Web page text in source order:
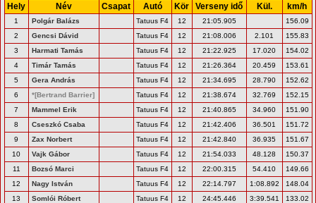
Hely Név Csapat Autó Kör Verseny idő Kül. km/h
1 Polgár Balázs Tatuus F4 12 21:05.905
156.09
2
Gencsi Dávid Tatuus F4 12 21:08.006 2.101
155.83
3
Harmati Tamás Tatuus F4 12 21:22.925 17.020
154.02
4
Timár Tamás Tatuus F4 12 21:26.364 20.459
153.61
5
Gera András Tatuus F4 12 21:34.695 28.790
152.62
6
*[Bertrand Barrier] Tatuus F4 12 21:38.674 32.769
152.15
7
Mammel Erik Tatuus F4 12 21:40.865 34.960
151.90
8
Cseszkó Csaba Tatuus F4 12 21:42.406 36.501
151.72
9
Zax Norbert Tatuus F4 12 21:42.840 36.935
151.67
10
Vajk Gábor Tatuus F4 12 21:54.033 48.128
150.37
11
Bozsó Marci Tatuus F4 12 22:00.315 54.410
149.66
12
Nagy István Tatuus F4 12 22:14.797 1:08.892
148.04
13
Somlói Róbert Tatuus F4 12 24:45.446 3:39.541
133.02